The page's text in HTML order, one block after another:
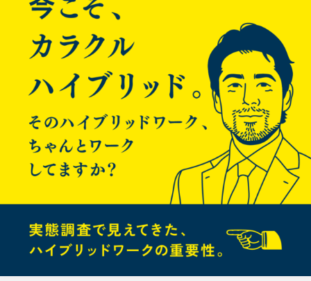
10.0.0.96[/shell] ※ec2-unassign-private-addressesの短縮バー
ジョンはec2upip
起動するときも、IF起動かつCLI実行する
[shell]ifconfig eth0:1 up ec2-assign-private-ip-addresses –
network-interface eni-70609*** –secondary-private-ip-address
10.0.0.96[/shell] ※ec2-assign-private-ip-addressesの短縮バー
ジョンはec2apip
切替元のENI：eni-4b649***
切替先のENI：eni-70609***
参考：
VPC 内の EC2 インスタンス に複数EIPを付与する
ec2-assign-private-ip-addresses - Amazon Elastic Compute
Cloud
ec2-unassign-private-ip-addresses - Amazon Elastic Compute
Cloud
もし、EIPが紐づいてるENIをデタッチ、アタッチしたい場合、
以下のような感じ。(たぶん(自分で試してないです))
[shell]ec2-detach-network-interface ${eni_attach_id} ec2-
${target_instance_id} –device-index
${TARGET_DEVICE_INDEX}[/shell]
加えて、ifupしてip route処理をするといいらしい。
[shell]ifconfig eth${TARGET_DEVICE_INDEX} up